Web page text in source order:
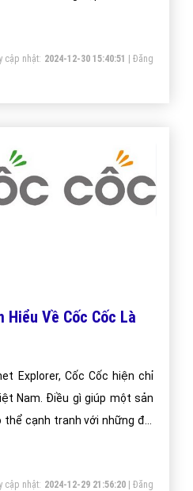
cập nhật: 2024-12-30 15:40:51 |Đăng
Hiểu Về Cốc Cốc Là
Explorer, Cốc Cốc hiện chỉ
Nam. Điều gì giúp một sản
cạnh tranh với những đối
cập nhật: 2024-12-29 21:56:20|Đăng